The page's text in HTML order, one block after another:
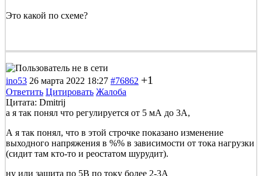
Это какой по схеме?
ino53 26 марта 2022 18:27 #76862 +1
Ответить Цитировать Жалоба
Цитата: Dmitrij
а я так понял что регулируется от 5 мА до 3А,
А я так понял, что в этой строчке показано изменение
выходного напряжения в %% в зависимости от тока нагрузки
(сидит там кто-то и реостатом шурудит).
ну или защита по 5В по току более 2-3А